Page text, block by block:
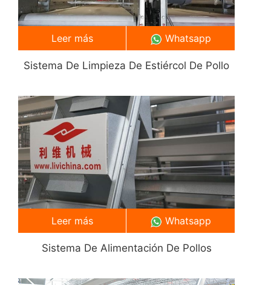
Sistema De Limpieza De Estiércol De Pollo
Leer más Whatsapp
Sistema De Alimentación De Pollos
Leer más Whatsapp